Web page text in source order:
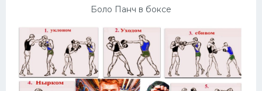
Боло Панч в боксе